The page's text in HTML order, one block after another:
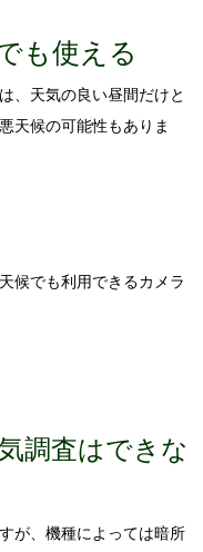
も使える
、天気の良い昼間だけと
天候の可能性もありま
候でも利用できるカメラ
調査はできな
が、機種によっては暗所